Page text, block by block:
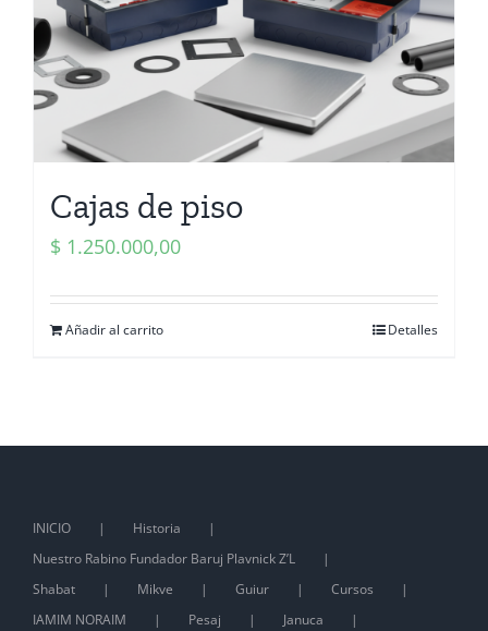
Cajas de piso
$ 1.250.000,00
Añadir al carrito Detalles
INICIO
Historia
Nuestro Rabino Fundador Baruj Plavnick Z’L
Shabat
Mikve Guiur
Cursos
IAMIM NORAIM
Pesaj
Januca